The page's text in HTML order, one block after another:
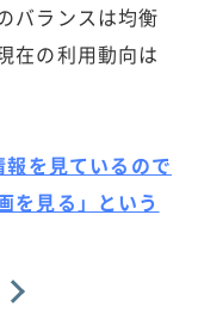
バランスは均衡
在の利用動向は
報を見ているので
を見る」という